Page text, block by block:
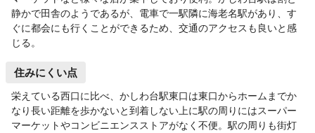
静かで田舎のようであるが、電車で一駅隣に海老名駅があり、す
ぐに都会にも行くことができるため、交通のアクセスも良いと感
じる。
住みにくい点
栄えている西口に比べ、かしわ台駅東口は東口からホームまでか
なり長い距離を歩かないと到着しない上に駅の周りにはスーパー
マーケットやコンビニエンスストアがなく不便。駅の周りも街灯